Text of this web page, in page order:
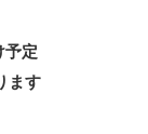
予定
ます